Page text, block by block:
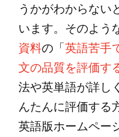
うかがわからない
います。そのよう
資料の「英語苦手
文の品質を評価す
法や英単語が詳し
んたんに評価する
英語版ホームペー